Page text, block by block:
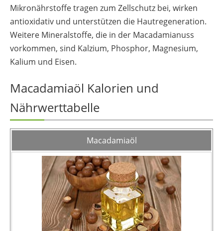
Mikronährstoffe tragen zum Zellschutz bei, wirken
antioxidativ und unterstützen die Hautregeneration.
Weitere Mineralstoffe, die in der Macadamianuss
vorkommen, sind Kalzium, Phosphor, Magnesium,
Kalium und Eisen.
Macadamiaöl Kalorien und
Nährwerttabelle
Macadamiaöl